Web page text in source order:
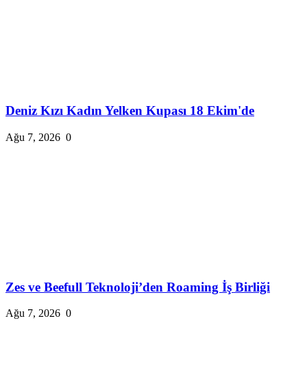
Deniz Kızı Kadın Yelken Kupası 18 Ekim'de
Ağu 7, 2026 0
Zes ve Beefull Teknoloji’den Roaming İş Birliği
Ağu 7, 2026 0